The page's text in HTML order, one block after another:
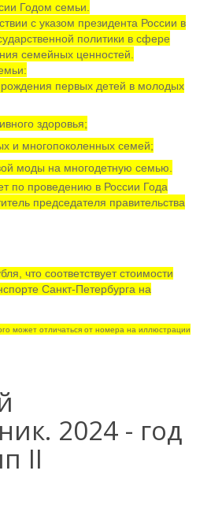
Годом семьи.
с указом президента России в
политики в сфере
семейных ценностей.
первых детей в молодых
здоровья;
и многопоколенных семей;
моды на многодетную семью.
по проведению в России Года
председателя правительства
что соответствует стоимости
Санкт-Петербурга на
может отличаться от номера на иллюстрации
2024 - год
II